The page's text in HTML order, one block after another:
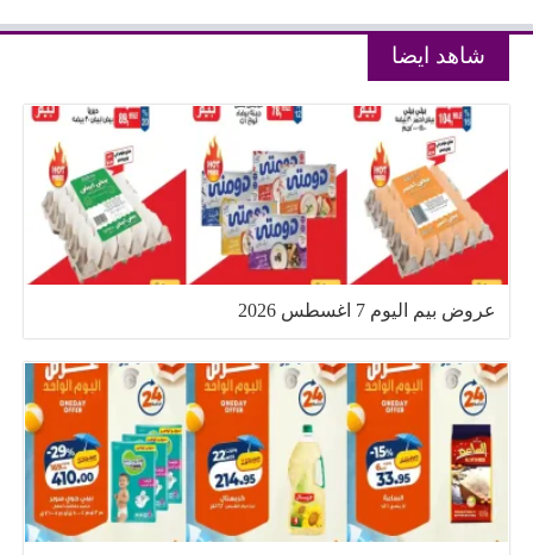
شاهد ايضا
عروض بيم اليوم 7 اغسطس 2026